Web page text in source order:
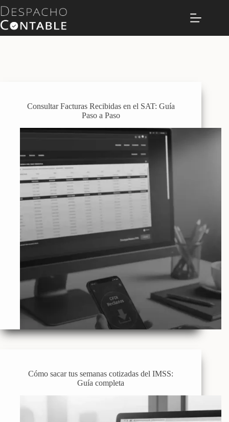
al
contenido
Consultar Facturas Recibidas en el SAT: Guía
Paso a Paso
Cómo sacar tus semanas cotizadas del IMSS:
Guía completa